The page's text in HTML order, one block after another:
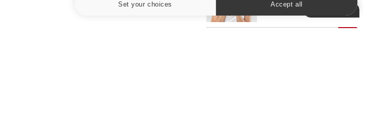
bucco-dentaire
Set your choices Accept all